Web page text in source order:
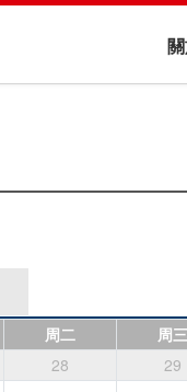
周二 周三
28 29